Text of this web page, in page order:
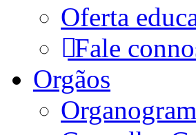
Oferta
Fale
Orgãos